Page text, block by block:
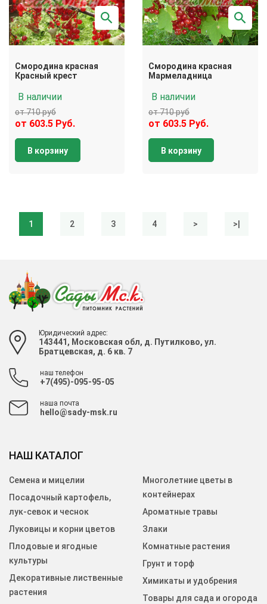
Смородина красная
Красный крест
В наличии
от 710 руб
от 603.5 Руб.
В корзину
Смородина красная
Мармеладница
В наличии
от 710 руб
от 603.5 Руб.
В корзину
1 2 3 4 > >|
Юридический адрес:
143441, Московская обл, д. Путилково, ул.
Братцевская, д. 6 кв. 7
наш телефон
+7(495)-095-95-05
наша почта
hello@sady-msk.ru
НАШ КАТАЛОГ
Семена и мицелии
Посадочный картофель,
лук-севок и чеснок
Луковицы и корни цветов
Плодовые и ягодные
культуры
Декоративные лиственные
растения
Многолетние цветы в
контейнерах
Ароматные травы
Злаки
Комнатные растения
Грунт и торф
Химикаты и удобрения
Товары для сада и огорода